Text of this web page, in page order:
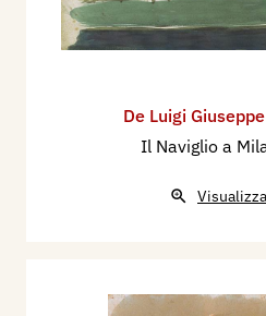
De Luigi
Il Naviglio a